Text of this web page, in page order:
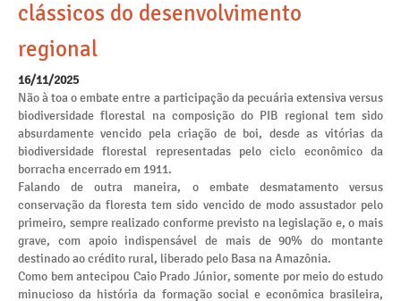
clássicos do desenvolvimento
regional
16/11/2025
Não à toa o embate entre a participação da pecuária extensiva versus
biodiversidade florestal na composição do PIB regional tem sido
absurdamente vencido pela criação de boi, desde as vitórias da
biodiversidade florestal representadas pelo ciclo econômico da
borracha encerrado em 1911.
Falando de outra maneira, o embate desmatamento versus
conservação da floresta tem sido vencido de modo assustador pelo
primeiro, sempre realizado conforme previsto na legislação e, o mais
grave, com apoio indispensável de mais de 90% do montante
destinado ao crédito rural, liberado pelo Basa na Amazônia.
Como bem antecipou Caio Prado Júnior, somente por meio do estudo
minucioso da história da formação social e econômica brasileira,